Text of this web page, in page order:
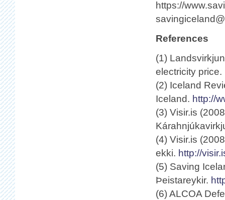
https://
References
(1)
electricity price.
(2) Iceland
Iceland. http://
(3) Visir.is
(4) Visir.is
ekki. http://
(5) Saving
Þeistareykir.
(6) ALCOA